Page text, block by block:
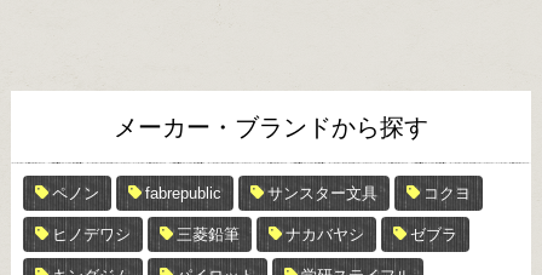
メーカー・ブランドから探す
ペノン fabrepublic サンスター文具 コクヨ
ヒノデワシ 三菱鉛筆 ナカバヤシ ゼブラ